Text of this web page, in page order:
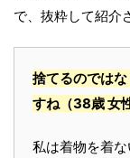
で、抜粋して紹介
捨てるのでは
すね （38歳 女
私は着物を着